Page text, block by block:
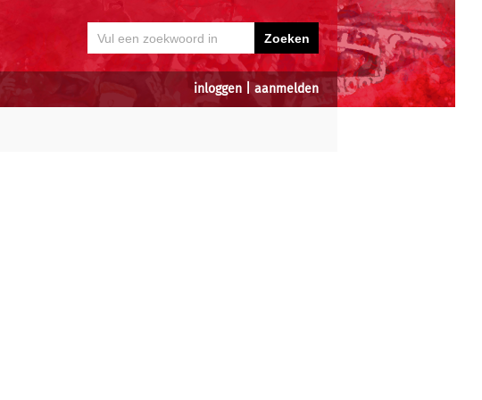
inloggen aanmelden